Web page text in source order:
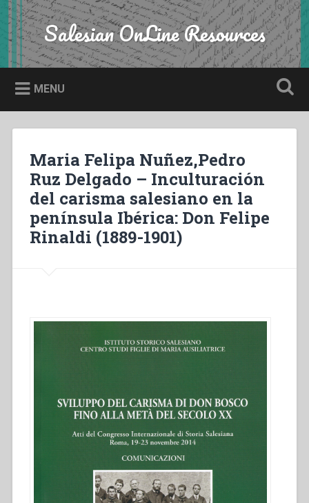
Skip
to
content
Search Salesian OnLine Resources
MENU
Maria Felipa Nuñez,Pedro
Ruz Delgado – Inculturación
del carisma salesiano en la
península Ibérica: Don Felipe
Rinaldi (1889-1901)